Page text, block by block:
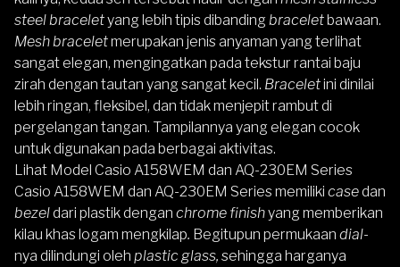
steel braceletyang lebih tipis dibanding braceletbawaan.
Mesh braceletmerupakan jenis anyaman yang terlihat
sangat elegan, mengingatkan pada tekstur rantai baju
zirah dengan tautan yang sangat kecil. Braceletini dinilai
lebih ringan, fleksibel, dan tidak menjepit rambut di
pergelangan tangan. Tampilannya yang elegan cocok
untuk digunakan pada berbagai aktivitas.
Lihat Model Casio A158WEM dan AQ-230EM Series
Casio A158WEM dan AQ-230EM Series memiliki casedan
bezeldari plastik dengan chrome finishyang memberikan
kilau khas logam mengkilap. Begitupun permukaan dial-
nya dilindungi oleh plastic glass, sehingga harganya